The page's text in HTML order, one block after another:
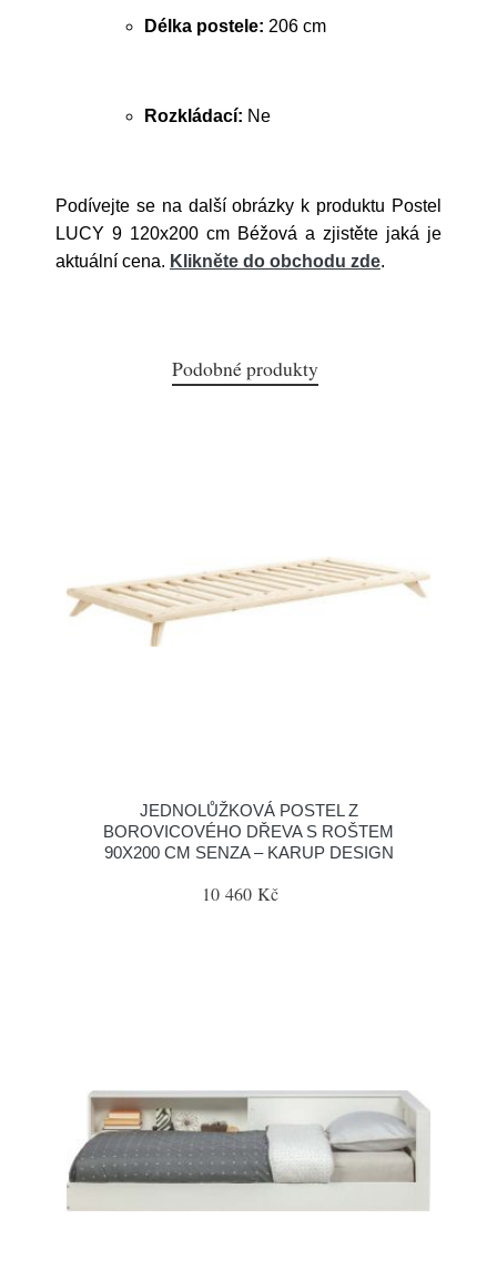
Délka postele: 206 cm
Rozkládací: Ne
Podívejte se na další obrázky k produktu Postel
LUCY 9 120x200 cm Béžová a zjistěte jaká je
aktuální cena. Klikněte do obchodu zde.
Podobné produkty
JEDNOLŮŽKOVÁ POSTEL Z
BOROVICOVÉHO DŘEVA S ROŠTEM
90X200 CM SENZA – KARUP DESIGN
10 460 Kč